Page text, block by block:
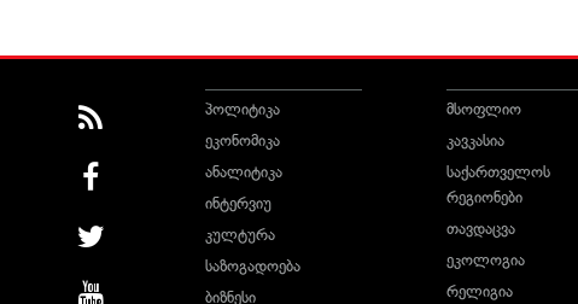
პოლიტიკა
ეკონომიკა
ანალიტიკა
ინტერვიუ
კულტურა
საზოგადოება
ბიზნესი
მსოფლიო
კავკასია
საქართველოს
რეგიონები
თავდაცვა
ეკოლოგია
რელიგია